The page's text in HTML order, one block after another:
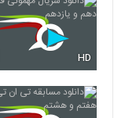
HD